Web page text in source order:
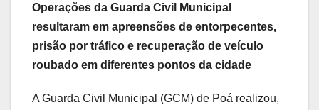
Operações da Guarda Civil Municipal
resultaram em apreensões de entorpecentes,
prisão por tráfico e recuperação de veículo
roubado em diferentes pontos da cidade
A Guarda Civil Municipal (GCM) de Poá realizou,